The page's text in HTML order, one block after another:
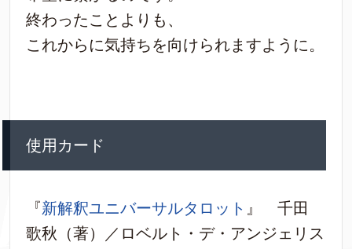
終わったことよりも、
これからに気持ちを向けられますように。
使用カード
『新解釈ユニバーサルタロット 』 千田
歌秋（著）／ロベルト・デ・アンジェリス